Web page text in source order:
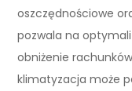
oszczędnościowe
pozwala na
obniżenie
klimatyzacja może